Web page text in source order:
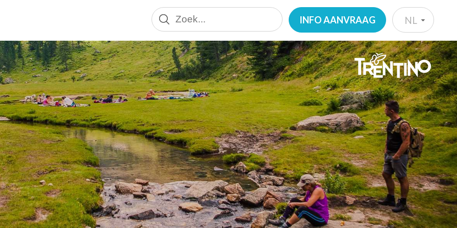
NL
IT
EN
DE
NL
INFO AANVRAAG